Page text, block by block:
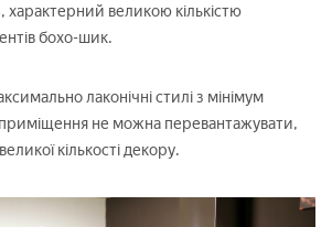
характерний великою кількістю
бохо-шик.
лаконічні стилі з мінімум
не можна перевантажувати,
кількості декору.